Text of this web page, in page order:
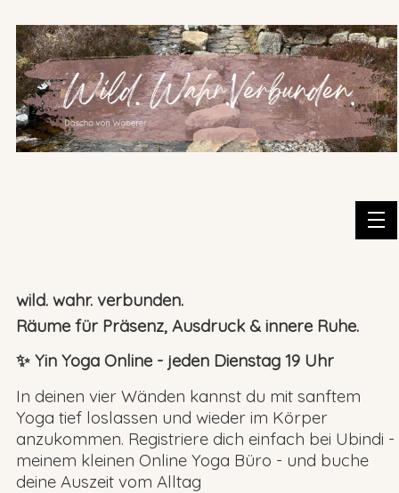
wild. wahr. verbunden.
Räume für Präsenz, Ausdruck & innere Ruhe.
✨ Yin Yoga Online - jeden Dienstag 19 Uhr
In deinen vier Wänden kannst du mit sanftem
Yoga tief loslassen und wieder im Körper
anzukommen. Registriere dich einfach bei Ubindi -
meinem kleinen Online Yoga Büro - und buche
deine Auszeit vom Alltag